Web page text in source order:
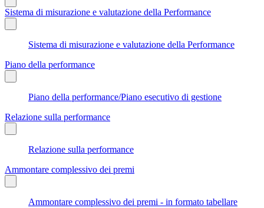
Sistema di misurazione e valutazione della Performance
Sistema di misurazione e valutazione della Performance
Piano della performance
Piano della performance/Piano esecutivo di gestione
Relazione sulla performance
Relazione sulla performance
Ammontare complessivo dei premi
Ammontare complessivo dei premi - in formato tabellare